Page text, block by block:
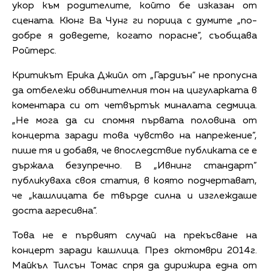
укор към родителите, който бе изказан от
сцената. Кюнг Ва Чунг ги порица с думите „по-
добре я доведете, когато порасне”, съобщава
Ройтерс.
Критикът Ерика Джийл от „Гардиън” не пропусна
да отбележи обвинителния тон на цигуларката в
коментара си от четвъртък миналата седмица.
„Не мога да си спомня първата половина от
концерта заради това чувство на напрежение”,
пише тя и добавя, че впоследствие публиката се е
държала безупречно. В „Ивнинг стандарт”
публикуваха своя статия, в която подчертават,
че „кашлицата бе твърде силна и изглеждаше
доста агресивна”.
Това не е първият случай на прекъсване на
концерт заради кашлица. През октомври 2014г.
Майкъл Тилсън Томас спря да дирижира една от